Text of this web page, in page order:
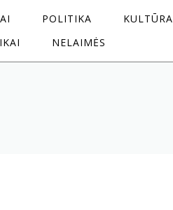
POLITIKA KULTŪRA
NELAIMĖS